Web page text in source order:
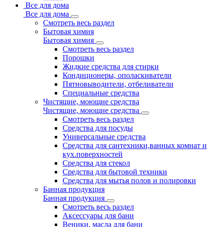
Все для дома
Все для дома
Смотреть весь раздел
Бытовая химия
Бытовая химия
Смотреть весь раздел
Порошки
Жидкие средства для стирки
Кондиционеры, ополаскиватели
Пятновыводители, отбеливатели
Специальные средства
Чистящие, моющие средства
Чистящие, моющие средства
Смотреть весь раздел
Средства для посуды
Универсальные средства
Средства для сантехники,ванных комнат и
кух.поверхностей
Средства для стекол
Средства для бытовой техники
Средства для мытья полов и полировки
Банная продукция
Банная продукция
Смотреть весь раздел
Аксессуары для бани
Веники, масла для бани